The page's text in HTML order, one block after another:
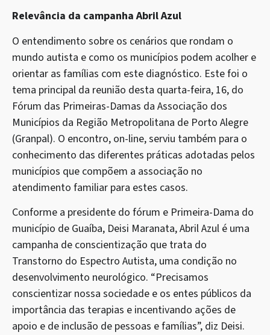
Relevância da campanha Abril Azul
O entendimento sobre os cenários que rondam o
mundo autista e como os municípios podem acolher e
orientar as famílias com este diagnóstico. Este foi o
tema principal da reunião desta quarta-feira, 16, do
Fórum das Primeiras-Damas da Associação dos
Municípios da Região Metropolitana de Porto Alegre
(Granpal). O encontro, on-line, serviu também para o
conhecimento das diferentes práticas adotadas pelos
municípios que compõem a associação no
atendimento familiar para estes casos.
Conforme a presidente do fórum e Primeira-Dama do
município de Guaíba, Deisi Maranata, Abril Azul é uma
campanha de conscientização que trata do
Transtorno do Espectro Autista, uma condição no
desenvolvimento neurológico. “Precisamos
conscientizar nossa sociedade e os entes públicos da
importância das terapias e incentivando ações de
apoio e de inclusão de pessoas e famílias”, diz Deisi.